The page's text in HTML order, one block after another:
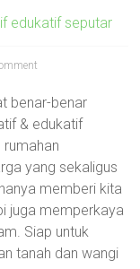
edukatif seputar
benar-benar
& edukatif
rumahan
yang sekaligus
memberi kita
juga memperkaya
Siap untuk
tanah dan wangi